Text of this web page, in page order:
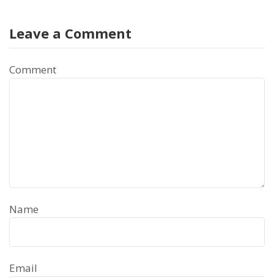
Leave a Comment
Comment
Name
Email